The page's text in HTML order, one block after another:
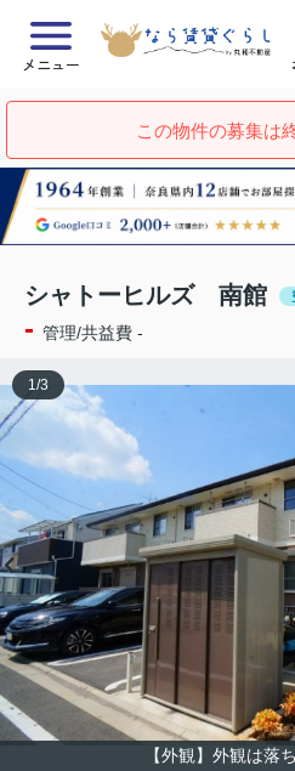
メニュー
この物件の募集は
シャトーヒルズ 南館
- 管理/共益費 -
【外観】外観は落
1/3